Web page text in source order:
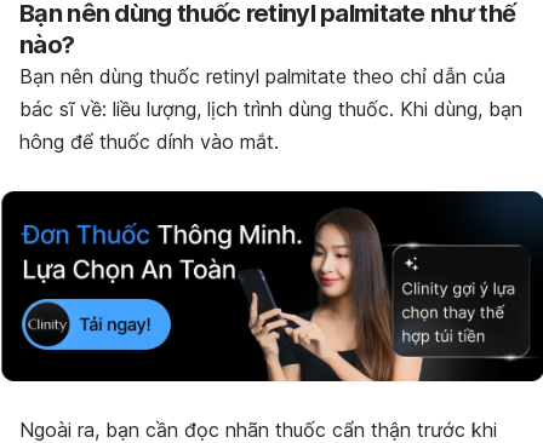
Bạn nên dùng thuốc retinyl palmitate như thế
nào?
Bạn nên dùng thuốc retinyl palmitate theo chỉ dẫn của
bác sĩ về: liều lượng, lịch trình dùng thuốc. Khi dùng, bạn
hông để thuốc dính vào mắt.
Ngoài ra, bạn cần đọc nhãn thuốc cẩn thận trước khi